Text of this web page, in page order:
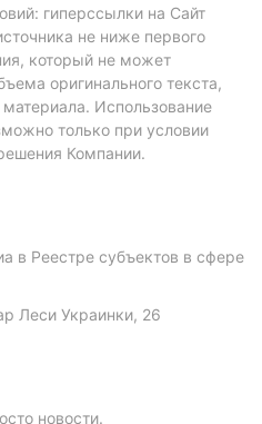
гиперссылки на Сайт
не ниже первого
который не может
оригинального текста,
Использование
только при условии
Компании.
в Реестре субъектов в сфере
Леси Украинки, 26
новости.